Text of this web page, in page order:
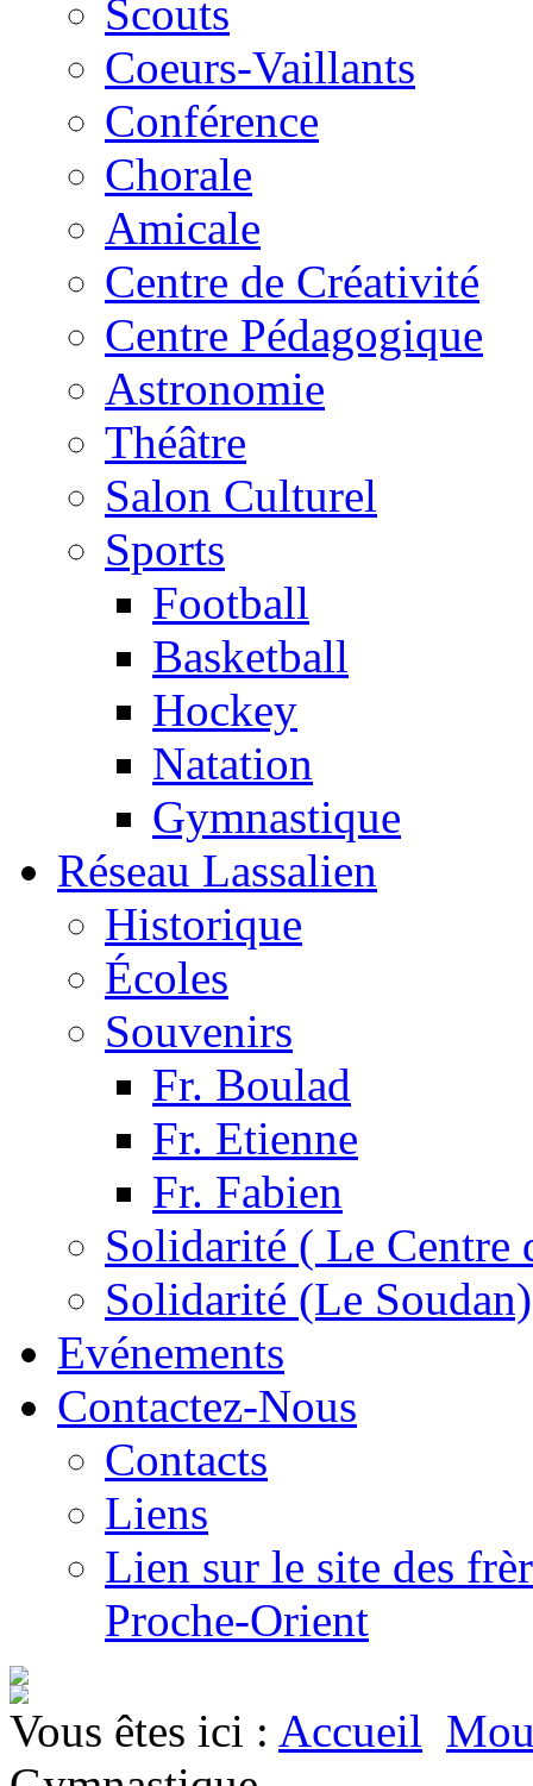
Scouts
Coeurs-Vaillants
Conférence
Chorale
Amicale
Centre de Créativité
Centre Pédagogique
Astronomie
Théâtre
Salon Culturel
Sports
Football
Basketball
Hockey
Natation
Gymnastique
Réseau Lassalien
Historique
Écoles
Souvenirs
Fr. Boulad
Fr. Etienne
Fr. Fabien
Solidarité ( Le Centre
Solidarité (Le Soudan)
Evénements
Contactez-Nous
Contacts
Liens
Lien sur le site des
Proche-Orient
Vous êtes ici : Accueil